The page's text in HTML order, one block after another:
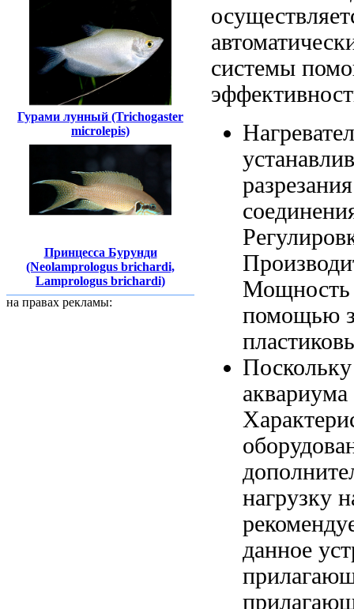
Гурами лунный (Trichogaster
microlepis)
Принцесса Бурунди
(Neolamprologus brichardi,
Lamprologus brichardi)
на правах рекламы:
системы
Мощность
помощью
аквариума
нагрузку
данное